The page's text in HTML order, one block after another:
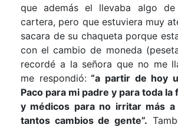
que además el llevaba algo
cartera, pero que estuviera muy
sacara de su chaqueta porque
con el cambio de moneda
recordé a la señora que no me
me respondió:“a partir de hoy
Paco para mi padre y para toda la
y médicos para no irritar más
tantos cambios de gente”.